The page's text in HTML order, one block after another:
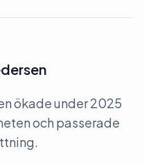
ökade under 2025
och passerade